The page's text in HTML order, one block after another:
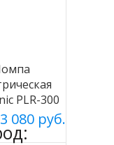
PLR-300
white
080 руб.